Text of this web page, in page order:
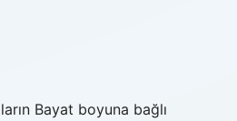
Bayat boyuna bağlı